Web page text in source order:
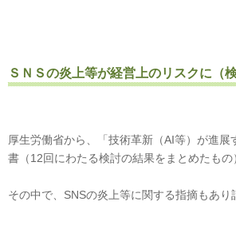
ＳＮＳの炎上等が経営上のリスクに（
厚生労働省から、「技術革新（AI等）が進
書（12回にわたる検討の結果をまとめたもの
その中で、SNSの炎上等に関する指摘もあ